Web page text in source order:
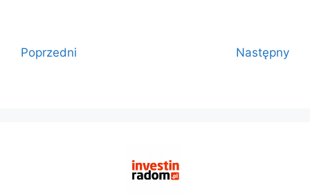
Poprzedni Następny